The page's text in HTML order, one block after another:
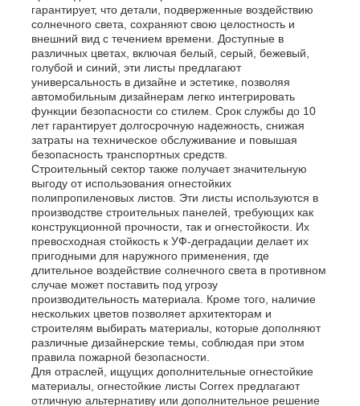
гарантирует, что детали, подверженные воздействию
солнечного света, сохраняют свою целостность и
внешний вид с течением времени. Доступные в
различных цветах, включая белый, серый, бежевый,
голубой и синий, эти листы предлагают
универсальность в дизайне и эстетике, позволяя
автомобильным дизайнерам легко интегрировать
функции безопасности со стилем. Срок службы до 10
лет гарантирует долгосрочную надежность, снижая
затраты на техническое обслуживание и повышая
безопасность транспортных средств.
Строительный сектор также получает значительную
выгоду от использования огнестойких
полипропиленовых листов. Эти листы используются в
производстве строительных панелей, требующих как
конструкционной прочности, так и огнестойкости. Их
превосходная стойкость к УФ-деградации делает их
пригодными для наружного применения, где
длительное воздействие солнечного света в противном
случае может поставить под угрозу
производительность материала. Кроме того, наличие
нескольких цветов позволяет архитекторам и
строителям выбирать материалы, которые дополняют
различные дизайнерские темы, соблюдая при этом
правила пожарной безопасности.
Для отраслей, ищущих дополнительные огнестойкие
материалы, огнестойкие листы Correx предлагают
отличную альтернативу или дополнительное решение